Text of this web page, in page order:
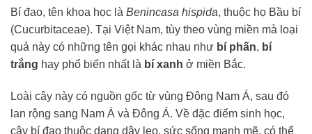
Bí đao, tên khoa học là Benincasa hispida, thuộc họ Bầu bí
(Cucurbitaceae). Tại Việt Nam, tùy theo vùng miền mà loại
quả này có những tên gọi khác nhau như bí phấn, bí
trắng hay phổ biến nhất là bí xanh ở miền Bắc.
Loài cây này có nguồn gốc từ vùng Đông Nam Á, sau đó
lan rộng sang Nam Á và Đông Á. Về đặc điểm sinh học,
cây bí đao thuộc dạng dây leo, sức sống mạnh mẽ, có thể